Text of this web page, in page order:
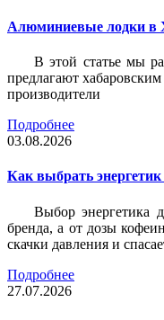
Алюминиевые лодки в
В этой статье мы
предлагают
производители
Подробнее
03.08.2026
Как выбрать энергетик
Выбор энергетика
бренда, а от дозы
скачки давления и
Подробнее
27.07.2026